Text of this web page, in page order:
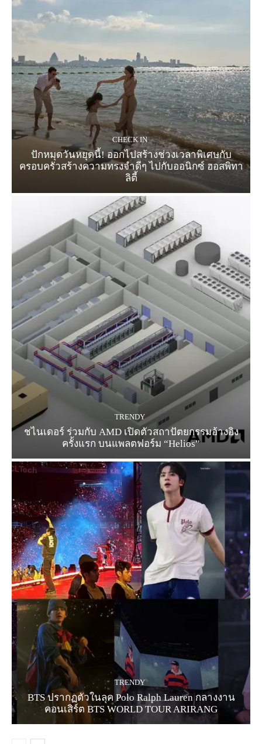
CHECK IN
ปักหมุดวันหยุดนี้! ออกไปสร้างช่วงเวลาพิเศษกับ
ครอบครัวสร้างความทรงจำดีๆ ไปกับออนิกซ์ ฮอสพิทา
ลิตี้
TRENDY
ชไนเดอร์ ร่วมกับ AMD เปิดตัวสถาปัตยกรรมอ้างอิง
ครั้งแรก บนแพลตฟอร์ม “Helios”
TRENDY
BTS ปรากฏตัวในลุค Polo Ralph Lauren กลางงาน
คอนเสิร์ต BTS WORLD TOUR ARIRANG